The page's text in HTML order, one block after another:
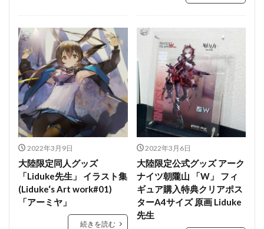
2022年3月9日
大陸限定同人グッズ
「Liduke先生」 イラスト集
(Liduke‘s Art work#01)
「アーミヤ」
続きを読む
2022年3月6日
大陸限定公式グッズ アーク
ナイツ朝隴山 「W」 フィ
ギュア購入特典クリアポス
ターA4サイズ 原画 Liduke
先生